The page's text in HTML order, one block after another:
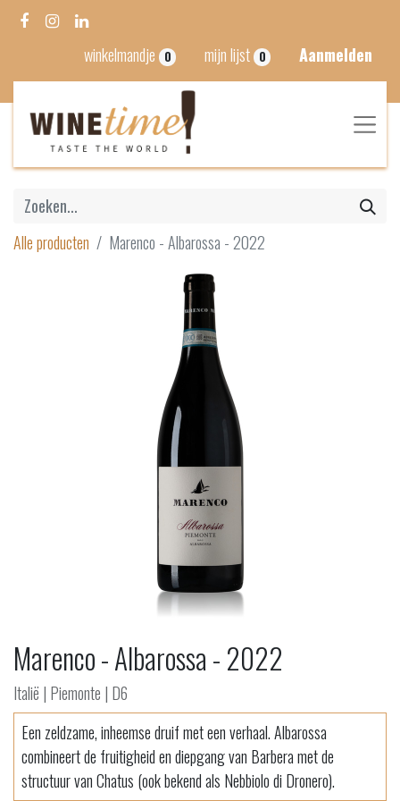
winkelmandje 0 mijn lijst 0 Aanmelden
Alle producten Marenco - Albarossa - 2022
Marenco - Albarossa - 2022
Italië | Piemonte | D6
Een zeldzame, inheemse druif met een verhaal. Albarossa
combineert de fruitigheid en diepgang van Barbera met de
structuur van Chatus (ook bekend als Nebbiolo di Dronero).